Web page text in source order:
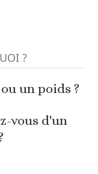
?
un poids ?
vous d'un